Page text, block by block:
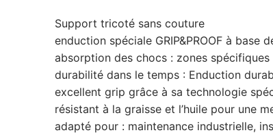
Support tricoté sans couture
enduction spéciale GRIP&PROOF à base
absorption des chocs : zones
durabilité dans le temps : Enduction
excellent grip grâce à sa technologie
résistant à la graisse et l’huile pour une
adapté pour : maintenance industrielle,